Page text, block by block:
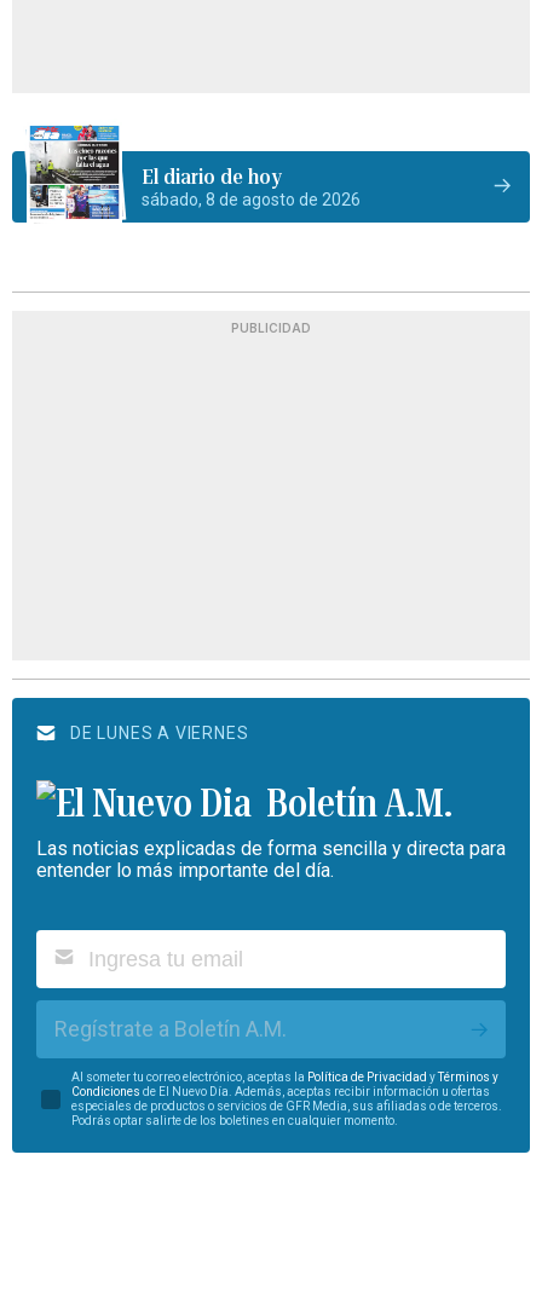
El diario de hoy
sábado, 8 de agosto de 2026
PUBLICIDAD
DE LUNES A VIERNES
Boletín A.M.
Las noticias explicadas de forma sencilla y directa para
entender lo más importante del día.
Regístrate a Boletín A.M.
Al someter tu correo electrónico, aceptas la Política de Privacidad y
Términos y
Condiciones de El Nuevo Día. Además, aceptas recibir información u ofertas
especiales de productos o servicios de GFR Media, sus afiliadas o de terceros.
Podrás optar salirte de los boletines en cualquier momento.